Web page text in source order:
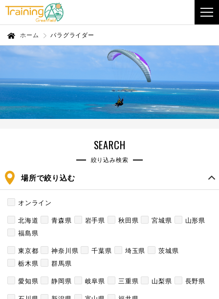
ホーム パラグライダー
SEARCH
絞り込み検索
場所で絞り込む
オンライン
北海道
青森県 岩手県 秋田県 宮城県
山形県
福島県
東京都
神奈川県 千葉県 埼玉県
茨城県
栃木県
群馬県
愛知県
静岡県 岐阜県 三重県 山梨県
長野県